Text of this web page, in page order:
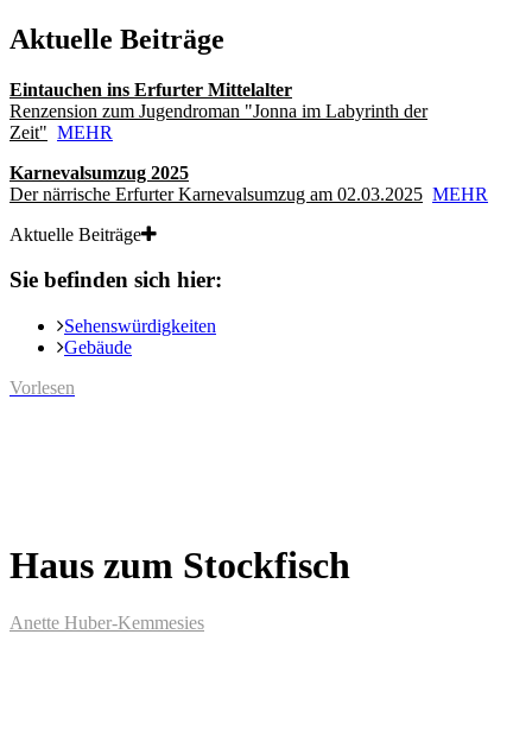
Aktuelle Beiträge
Eintauchen ins Erfurter Mittelalter
Renzension zum Jugendroman "Jonna im Labyrinth der
Zeit" MEHR
Karnevalsumzug 2025
Der närrische Erfurter Karnevalsumzug am 02.03.2025 MEHR
Aktuelle Beiträge
Sie befinden sich hier:
Sehenswürdigkeiten
Gebäude
Vorlesen
Haus zum Stockfisch
Anette Huber-Kemmesies